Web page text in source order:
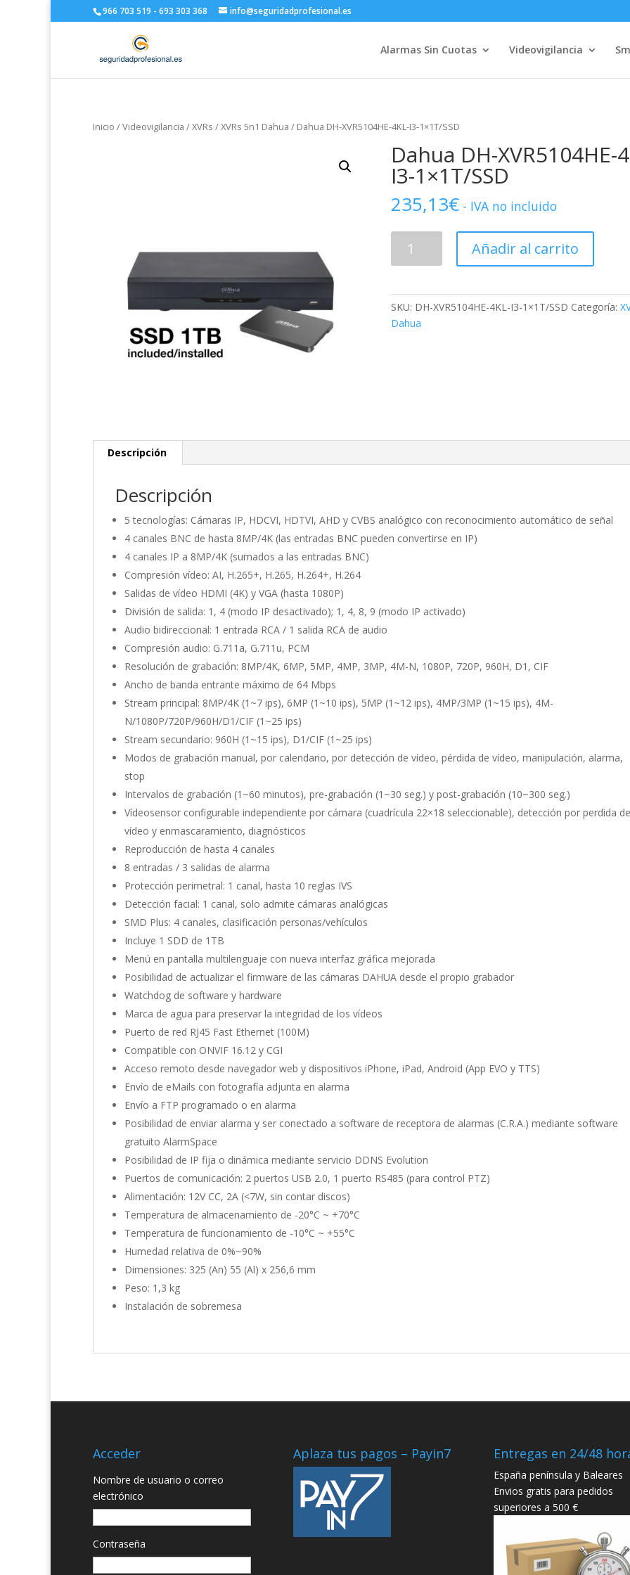
966 703 519 - 693 303 368 info@seguridadprofesional.es
Alarmas Sin Cuotas Videovigilancia
Inicio /Videovigilancia /XVRs /XVRs 5n1 Dahua / Dahua DH-XVR5104HE-4KL-I3-1×1T/SSD
Dahua DH-XVR5104HE-
I3-1×1T/SSD
235,13€ - IVA no incluido
I3-
1×1T/SSD
Añadir al carrito
SKU: DH-XVR5104HE-4KL-I3-1×1T/SSD Categoría:
Dahua
Descripción
Descripción
5 tecnologías: Cámaras IP, HDCVI, HDTVI, AHD y CVBS analógico con reconocimiento automático de señal
4 canales BNC de hasta 8MP/4K (las entradas BNC pueden convertirse en IP)
4 canales IP a 8MP/4K (sumados a las entradas BNC)
Compresión vídeo: AI, H.265+, H.265, H.264+, H.264
Salidas de vídeo HDMI (4K) y VGA (hasta 1080P)
División de salida: 1, 4 (modo IP desactivado); 1, 4, 8, 9 (modo IP activado)
Audio bidireccional: 1 entrada RCA / 1 salida RCA de audio
Compresión audio: G.711a, G.711u, PCM
Resolución de grabación: 8MP/4K, 6MP, 5MP, 4MP, 3MP, 4M-N, 1080P, 720P, 960H, D1, CIF
Ancho de banda entrante máximo de 64 Mbps
Stream principal: 8MP/4K (1~7 ips), 6MP (1~10 ips), 5MP (1~12 ips), 4MP/3MP (1~15 ips), 4M-
N/1080P/720P/960H/D1/CIF (1~25 ips)
Stream secundario: 960H (1~15 ips), D1/CIF (1~25 ips)
Modos de grabación manual, por calendario, por detección de vídeo, pérdida de vídeo, manipulación, alarma,
stop
Intervalos de grabación (1~60 minutos), pre-grabación (1~30 seg.) y post-grabación (10~300 seg.)
Vídeosensor configurable independiente por cámara (cuadrícula 22×18 seleccionable), detección por perdida de
vídeo y enmascaramiento, diagnósticos
Reproducción de hasta 4 canales
8 entradas / 3 salidas de alarma
Protección perimetral: 1 canal, hasta 10 reglas IVS
Detección facial: 1 canal, solo admite cámaras analógicas
SMD Plus: 4 canales, clasificación personas/vehículos
Incluye 1 SDD de 1TB
Menú en pantalla multilenguaje con nueva interfaz gráfica mejorada
Posibilidad de actualizar el firmware de las cámaras DAHUA desde el propio grabador
Watchdog de software y hardware
Marca de agua para preservar la integridad de los vídeos
Puerto de red RJ45 Fast Ethernet (100M)
Compatible con ONVIF 16.12 y CGI
Acceso remoto desde navegador web y dispositivos iPhone, iPad, Android (App EVO y TTS)
Envío de eMails con fotografía adjunta en alarma
Envío a FTP programado o en alarma
Posibilidad de enviar alarma y ser conectado a software de receptora de alarmas (C.R.A.) mediante software
gratuito AlarmSpace
Posibilidad de IP fija o dinámica mediante servicio DDNS Evolution
Puertos de comunicación: 2 puertos USB 2.0, 1 puerto RS485 (para control PTZ)
Alimentación: 12V CC, 2A (<7W, sin contar discos)
Temperatura de almacenamiento de -20°C ~ +70°C
Temperatura de funcionamiento de -10°C ~ +55°C
Humedad relativa de 0%~90%
Dimensiones: 325 (An) 55 (Al) x 256,6 mm
Peso: 1,3 kg
Instalación de sobremesa
Acceder
Nombre de usuario o correo
electrónico
Contraseña
Aplaza tus pagos – Payin7 Entregas en 24/48
España península y Baleares
Envios gratis para pedidos
superiores a 500 €